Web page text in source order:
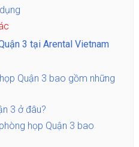
3 tại Arental Vietnam
Quận 3 bao gồm những
3 ở đâu?
họp Quận 3 bao